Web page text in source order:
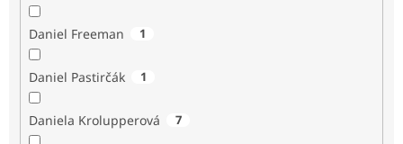
Daniel Freeman 1
Daniel Pastirčák 1
Daniela Krolupperová 7